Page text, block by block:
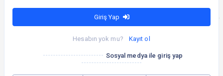
Giriş Yap
Hesabın yok mu? Kayıt ol
Sosyal medya ile giriş yap